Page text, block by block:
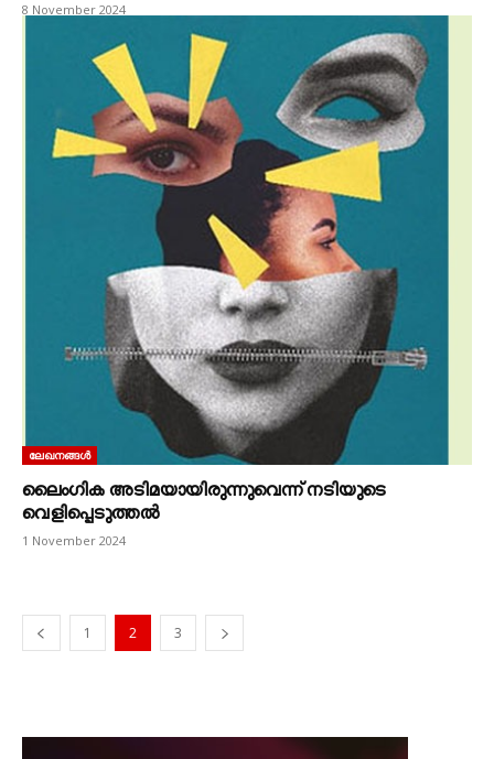
8 November 2024
ലേഖനങ്ങൾ
ലൈംഗിക അടിമയായിരുന്നുവെന്ന് നടിയുടെ
വെളിപ്പെടുത്തൽ
1 November 2024
1 2 3